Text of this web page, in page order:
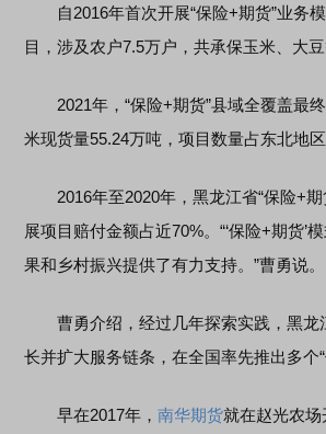
自2016年首次开展“保险+期货”业务模
目，涉及农户7.5万户，共承保玉米、大
2021年，“保险+期货”县域全覆盖最终
米现货量55.24万吨，项目数量占东北地
2016年至2020年，黑龙江省“保险+期
展项目赔付金额占近70%。“‘保险+期货
果和乡村振兴提供了有力支持。”曹勇说。
曹勇介绍，经过几年探索实践，黑龙
长并扩大服务链条，在全国率先推出多个
早在2017年， 南华期货就在赵光农